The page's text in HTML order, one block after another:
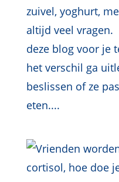
zuivel, yoghurt,
altijd veel vragen.
deze blog voor je
het verschil ga
beslissen of ze
eten....